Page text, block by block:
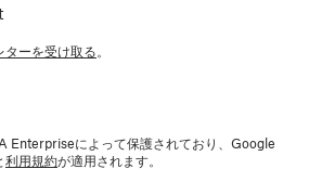
ターを受け取る。
Enterpriseによって保護されており、Google
利用規約が適用されます。